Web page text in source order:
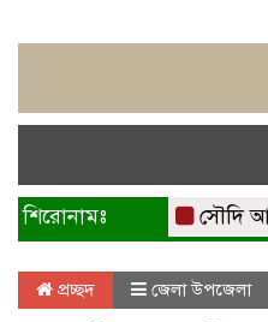
শিরোনামঃ সৌদি আরবে
প্রচ্ছদ জেলা উপজেলা